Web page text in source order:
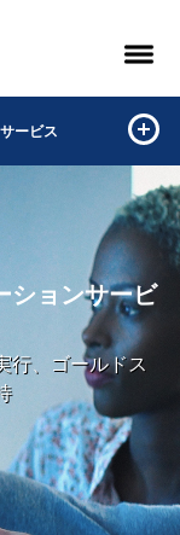
ービス
ションサービ
行、ゴールドス